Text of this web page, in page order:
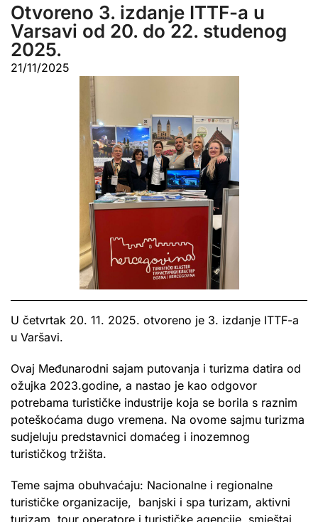
Otvoreno 3. izdanje ITTF-a u
Varsavi od 20. do 22. studenog
2025.
21/11/2025
U četvrtak 20. 11. 2025. otvoreno je 3. izdanje ITTF-a
u Varšavi.
Ovaj Međunarodni sajam putovanja i turizma datira od
ožujka 2023.godine, a nastao je kao odgovor
potrebama turističke industrije koja se borila s raznim
poteškoćama dugo vremena. Na ovome sajmu turizma
sudjeluju predstavnici domaćeg i inozemnog
turističkog tržišta.
Teme sajma obuhvaćaju: Nacionalne i regionalne
turističke organizacije, banjski i spa turizam, aktivni
turizam, tour operatore i turističke agencije, smještaj,